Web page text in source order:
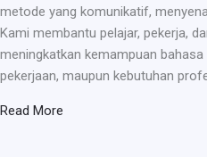
metode yang komunikatif,
Kami membantu pelajar, pekerja,
meningkatkan kemampuan
pekerjaan, maupun kebutuhan
Read More